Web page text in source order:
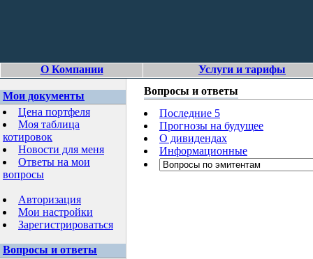
О Компании Услуги и тарифы
Мои документы
Цена портфеля
Моя таблица
котировок
Новости для меня
Ответы на мои
вопросы
Авторизация
Мои настройки
Зарегистрироваться
Вопросы и ответы
Вопросы и ответы
Последние 5
Прогнозы на будущее
О дивидендах
Информационные